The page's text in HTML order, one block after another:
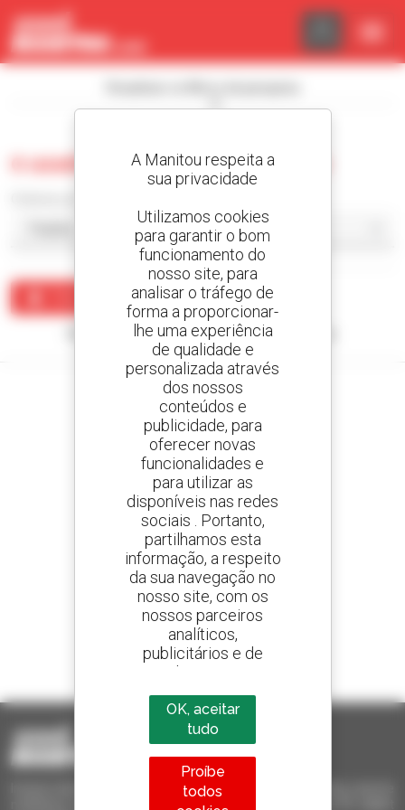
0 usado carregador articulado
Criar um alerta
Nenhum resultado corresponde à sua pesquisa.
Crie os seus alertas
e receba anúncios de equipamentos usados
800 concessionários
A Manitou em todo o mundo
1 em cada 4 telescópicos
vendido no mundo é um manitou
Invia le richieste a più concessionari contemporaneamente, ricevi le
notifiche in base agli alert impostati. Tutto questo dal tuo PC, tablet
Painel de Gerenciamento de Cookies
A Manitou respeita a
sua privacidade
Utilizamos cookies
para garantir o bom
funcionamento do
nosso site, para
analisar o tráfego de
forma a proporcionar-
lhe uma experiência
de qualidade e
personalizada através
dos nossos
conteúdos e
publicidade, para
oferecer novas
funcionalidades e
para utilizar as
disponíveis nas redes
sociais . Portanto,
partilhamos esta
informação, a respeito
da sua navegação no
nosso site, com os
nossos parceiros
analíticos,
publicitários e de
redes sociais
OK, aceitar
tudo
Proíbe
todos